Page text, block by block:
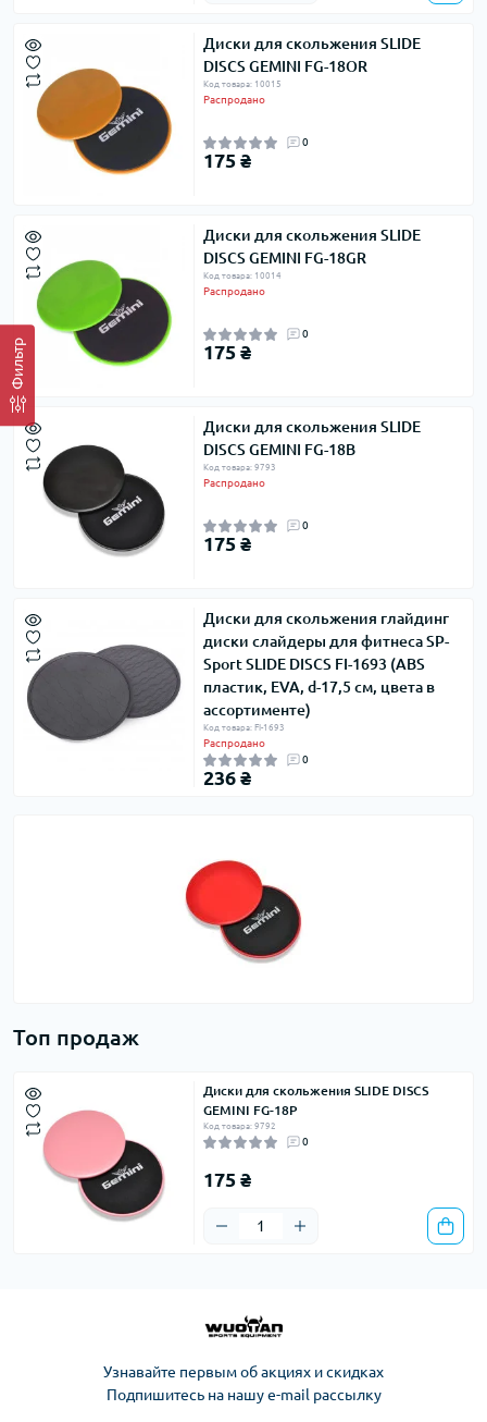
Фильтр
Диски для скольжения SLIDE
DISCS GEMINI FG-18OR
Код товара: 10015
Распродано
0
175 ₴
Диски для скольжения SLIDE
DISCS GEMINI FG-18GR
Код товара: 10014
Распродано
0
175 ₴
Диски для скольжения SLIDE
DISCS GEMINI FG-18B
Код товара: 9793
Распродано
0
175 ₴
Диски для скольжения глайдинг
диски слайдеры для фитнеса SP-
Sport SLIDE DISCS FI-1693 (ABS
пластик, EVA, d-17,5 см, цвета в
ассортименте)
Код товара: FI-1693
Распродано
0
236 ₴
Топ продаж
Диски для скольжения SLIDE DISCS
GEMINI FG-18P
Код товара: 9792
0
175 ₴
Узнавайте первым об акциях и скидках
Подпишитесь на нашу e-mail рассылку